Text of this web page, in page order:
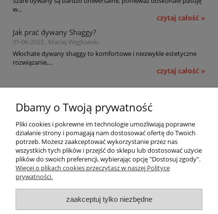
w...
czytaj całość »
Jak prać dywany Shaggy?
01-06-2022 , Maciej Węgłowski
Włochate dywany shaggy to komfortowe i niezwykle estetyczne
rozwiązanie,...
czytaj całość »
Płatności i dostawa
Informacje
O nas
Dbamy o Twoją prywatność
Pliki cookies i pokrewne im technologie umożliwiają poprawne
działanie strony i pomagają nam dostosować ofertę do Twoich
potrzeb. Możesz zaakceptować wykorzystanie przez nas
wszystkich tych plików i przejść do sklepu lub dostosować użycie
plików do swoich preferencji, wybierając opcję "Dostosuj zgody".
Więcej o plikach cookies przeczytasz w naszej Polityce
prywatności.
zaakceptuj tylko niezbędne